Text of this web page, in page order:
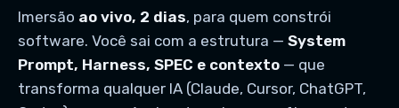
Imersão ao vivo, 2 dias, para quem constrói
software. Você sai com a estrutura — System
Prompt, Harness, SPEC e contexto — que
transforma qualquer IA (Claude, Cursor, ChatGPT,